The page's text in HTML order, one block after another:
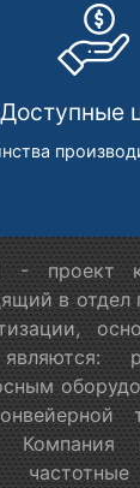
Доступные
- проект
в отдел
являются:
Компания